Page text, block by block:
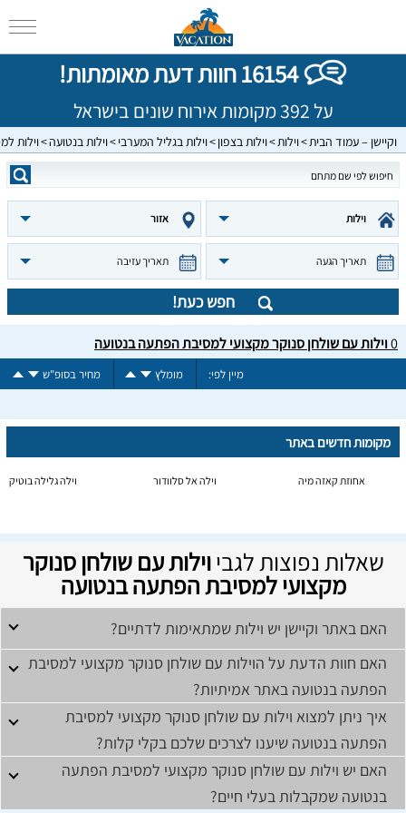
16154 חוות דעת מאומתות!
על 392 מקומות אירוח שונים בישראל
וקיישן – עמוד הבית וילות וילות בצפון וילות בגליל המערבי וילות בנטועה וילות
וילות אזור
תאריך הגעה תאריך עזיבה
חפש כעת!
0וילות עם שולחן סנוקר מקצועי למסיבת הפתעה בנטועה
מיין לפי: מומלץ מחיר בסופ"ש
מקומות חדשים באתר
אחוזת קאזה מיה וילה אל סלוודור וילה גלילה בוטיק
שאלות נפוצות לגביוילות עם שולחן סנוקר
מקצועי למסיבת הפתעה בנטועה
האם באתר וקיישן יש וילות שמתאימות לדתיים?
האם חוות הדעת על הוילות עם שולחן סנוקר מקצועי למסיבת
הפתעה בנטועה באתר אמיתיות?
איך ניתן למצוא וילות עם שולחן סנוקר מקצועי למסיבת
הפתעה בנטועה שיענו לצרכים שלכם בקלי קלות?
האם יש וילות עם שולחן סנוקר מקצועי למסיבת הפתעה
בנטועה שמקבלות בעלי חיים?